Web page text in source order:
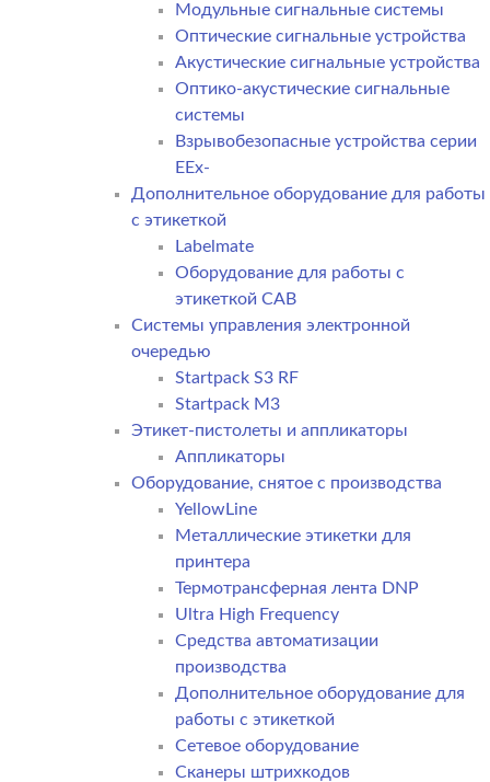
Модульные сигнальные системы
Оптические сигнальные устройства
Акустические сигнальные устройства
Оптико-акустические сигнальные
системы
Взрывобезопасные устройства серии
EEx-
Дополнительное оборудование для работы
с этикеткой
Labelmate
Оборудование для работы с
этикеткой CAB
Системы управления электронной
очередью
Startpack S3 RF
Startpack M3
Этикет-пистолеты и аппликаторы
Аппликаторы
Оборудование, снятое с производства
YellowLine
Металлические этикетки для
принтера
Термотрансферная лента DNP
Ultra High Frequency
Средства автоматизации
производства
Дополнительное оборудование для
работы с этикеткой
Сетевое оборудование
Сканеры штрихкодов